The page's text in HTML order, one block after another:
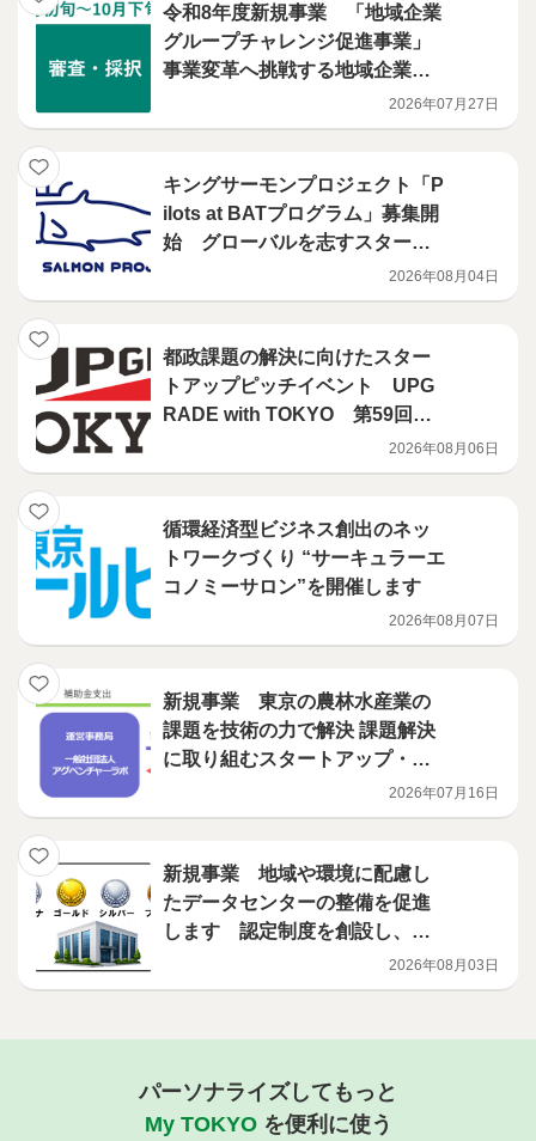
令和8年度新規事業 「地域企業
グループチャレンジ促進事業」
事業変革へ挑戦する地域企業グ
2026年07月27日
キングサーモンプロジェクト「P
ilots at BATプログラム」募集開
始 グローバルを志すスタート
アップに対し、ニューヨークで
の現地支援プログラムを展開
2026年08月04日
都政課題の解決に向けたスター
トアップピッチイベント UPG
RADE with TOKYO 第59回開
2026年08月06日
循環経済型ビジネス創出のネッ
トワークづくり “サーキュラーエ
コノミーサロン”を開催します
2026年08月07日
新規事業 東京の農林水産業の
課題を技術の力で解決 課題解決
に取り組むスタートアップ・中
2026年07月16日
新規事業 地域や環境に配慮し
たデータセンターの整備を促進
します 認定制度を創設し、補
2026年08月03日
パーソナライズしてもっと
My TOKYOを便利に使う